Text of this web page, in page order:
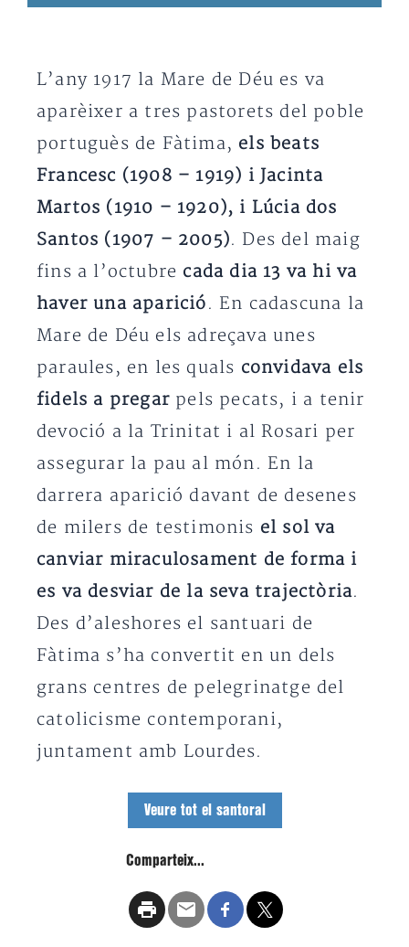
L’any 1917 la Mare de Déu es va
aparèixer a tres pastorets del poble
portuguès de Fàtima, els beats
Francesc (1908 – 1919) i Jacinta
Martos (1910 – 1920), i Lúcia dos
Santos (1907 – 2005). Des del maig
fins a l’octubre cada dia 13 va hi va
haver una aparició. En cadascuna la
Mare de Déu els adreçava unes
paraules, en les quals convidava els
fidels a pregar pels pecats, i a tenir
devoció a la Trinitat i al Rosari per
assegurar la pau al món. En la
darrera aparició davant de desenes
de milers de testimonis el sol va
canviar miraculosament de forma i
es va desviar de la seva trajectòria.
Des d’aleshores el santuari de
Fàtima s’ha convertit en un dels
grans centres de pelegrinatge del
catolicisme contemporani,
juntament amb Lourdes.
Veure tot el santoral
Comparteix...